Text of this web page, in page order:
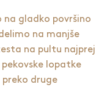
gladko površino
na manjše
na pultu najprej
lopatke
druge